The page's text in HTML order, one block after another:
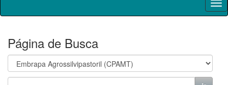
Página de Busca